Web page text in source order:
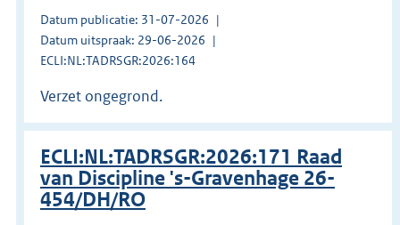
Datum publicatie: 31-07-2026
Datum uitspraak: 29-06-2026
ECLI:NL:TADRSGR:2026:164
Verzet ongegrond.
ECLI:NL:TADRSGR:2026:171 Raad
van Discipline 's-Gravenhage 26-
454/DH/RO